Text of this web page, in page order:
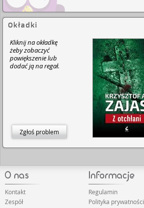
Okładki
Kliknij na okładkę
żeby zobaczyć
powiększenie lub
dodać ją na regał.
Zgłoś problem
Kontakt
Zespół
Regulamin
Polityka prywatności